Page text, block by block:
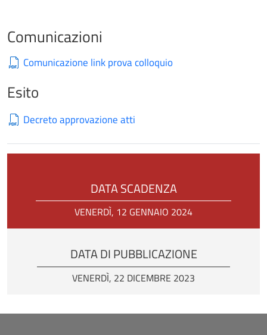
Comunicazioni
Comunicazione link prova colloquio
Esito
Decreto approvazione atti
DATA SCADENZA
VENERDÌ, 12 GENNAIO 2024
DATA DI PUBBLICAZIONE
VENERDÌ, 22 DICEMBRE 2023